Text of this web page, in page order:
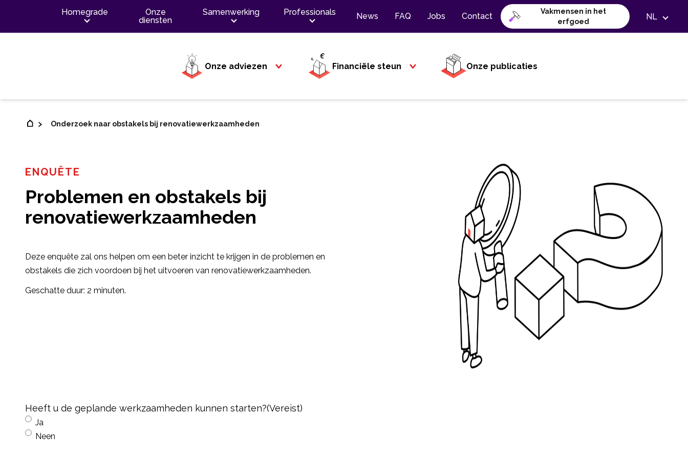
Homegrade
Onze
diensten
Samenwerking Professionals News FAQ Jobs Contact
Vakmensen in het
erfgoed
NL
Onze adviezen Financiële steun Onze publicaties
Onderzoek naar obstakels bij renovatiewerkzaamheden
ENQUÊTE
Problemen en obstakels bij
renovatiewerkzaamheden
Deze enquête zal ons helpen om een beter inzicht te krijgen in de problemen en
obstakels die zich voordoen bij het uitvoeren van renovatiewerkzaamheden.
Geschatte duur: 2 minuten.
Heeft u de geplande werkzaamheden kunnen starten?(Vereist)
Ja
Neen